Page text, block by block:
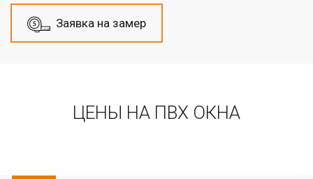
Заявка на замер
ЦЕНЫ НА ПВХ ОКНА